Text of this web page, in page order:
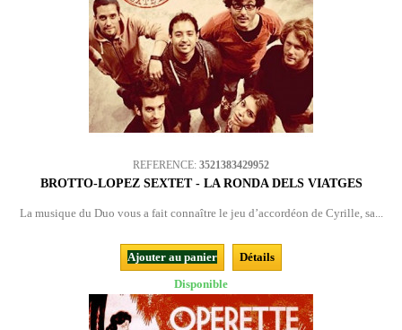
REFERENCE: 3521383429952
BROTTO-LOPEZ SEXTET - LA RONDA DELS VIATGES
La musique du Duo vous a fait connaître le jeu d’accordéon de Cyrille, sa...
Ajouter au panier
Détails
Disponible